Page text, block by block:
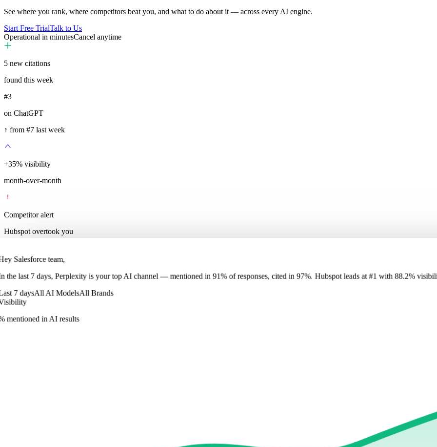
See where you rank, where competitors beat you, and what to do about it — across every AI engine.
Start Free TrialTalk to Us
Operational in minutesCancel anytime
5 new citations
found this week
#3
on ChatGPT
↑ from #7 last week
+35% visibility
month-over-month
Competitor alert
Hubspot overtook you
Salesforce team,
the last 7 days, Perplexityis your top AI channel — mentioned in 91% of responses, cited in 97%. Hubspotleads at #1 with 88.2%
7 daysAll AI ModelsAll Brands
mentioned in AI results